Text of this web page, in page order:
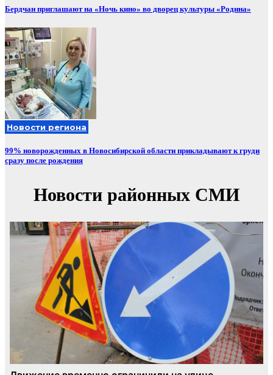
Бердчан приглашают на «Ночь кино» во дворец культуры «Родина»
Новости региона
99% новорожденных в Новосибирской области прикладывают к груди
сразу после рождения